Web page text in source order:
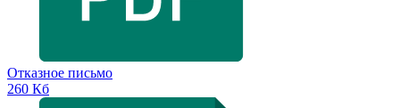
Отказное письмо
260 Кб